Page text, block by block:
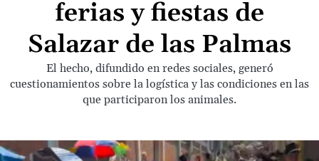
ferias y fiestas de
Salazar de las Palmas
El hecho, difundido en redes sociales, generó
cuestionamientos sobre la logística y las condiciones en las
que participaron los animales.